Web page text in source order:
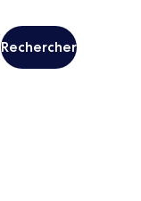
Rechercher